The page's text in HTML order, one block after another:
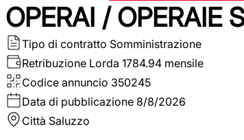
OPERAI / OPERAIE
Tipo di contratto Somministrazione
Retribuzione Lorda 1784.94 mensile
Codice annuncio 350245
Data di pubblicazione 8/8/2026
Città Saluzzo